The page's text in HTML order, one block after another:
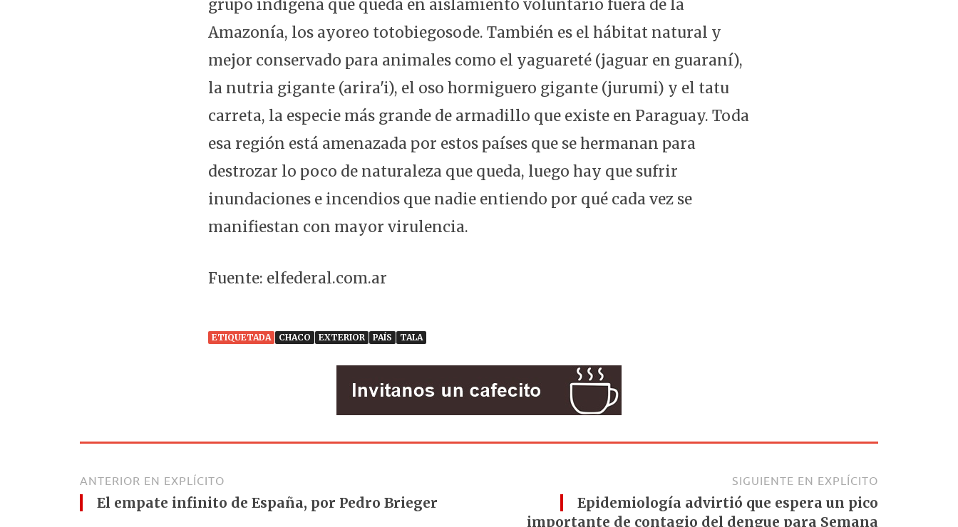
grupo indígena que queda en aislamiento voluntario fuera de la
Amazonía, los ayoreo totobiegosode. También es el hábitat natural y
mejor conservado para animales como el yaguareté (jaguar en guaraní),
la nutria gigante (arira'i), el oso hormiguero gigante (jurumi) y el tatu
carreta, la especie más grande de armadillo que existe en Paraguay. Toda
esa región está amenazada por estos países que se hermanan para
destrozar lo poco de naturaleza que queda, luego hay que sufrir
inundaciones e incendios que nadie entiendo por qué cada vez se
manifiestan con mayor virulencia.
Fuente: elfederal.com.ar
ETIQUETADA CHACO EXTERIOR PAÍS TALA
ANTERIOR EN EXPLÍCITO
El empate infinito de España, por Pedro Brieger
SIGUIENTE EN EXPLÍCITO
Epidemiología advirtió que espera un pico
importante de contagio del dengue para Semana